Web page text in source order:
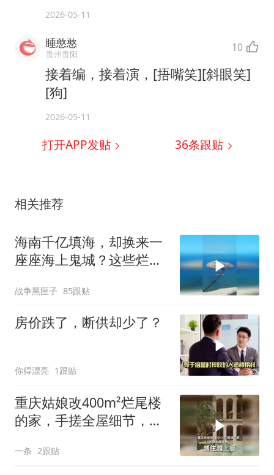
2026-05-11
睡憨憨
贵州贵阳 10
接着编，接着演，[捂嘴笑][斜眼笑]
[狗]
2026-05-11
打开APP发贴 36条跟贴
相关推荐
海南千亿填海，却换来一
座座海上鬼城？这些烂摊
战争黑匣子 85跟贴
房价跌了，断供却少了？
你得漂亮 1跟贴
重庆姑娘改400m²烂尾楼
的家，手搓全屋细节，越
一条 2跟贴